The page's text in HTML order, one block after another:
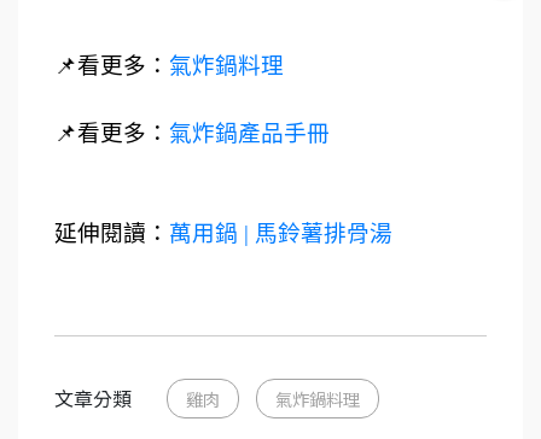
📌看更多： 氣炸鍋料理
📌看更多： 氣炸鍋產品手冊
延伸閱讀： 萬用鍋 | 馬鈴薯排骨湯
文章分類 雞肉 氣炸鍋料理